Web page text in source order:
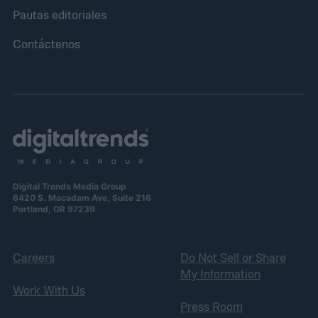
Pautas editoriales
Contáctenos
Digital Trends Media Group
6420 S. Macadam Ave, Suite 216
Portland, OR 97239
Careers
Work With Us
Do Not Sell or Share
My Information
Press Room